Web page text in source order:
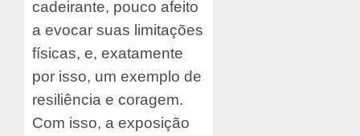
cadeirante, pouco afeito
a evocar suas limitações
físicas, e, exatamente
por isso, um exemplo de
resiliência e coragem.
Com isso, a exposição